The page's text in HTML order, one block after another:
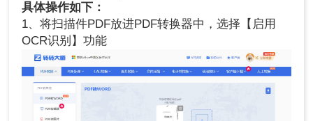
具体操作如下：
1、将扫描件PDF放进PDF转换器中，选择【启用
OCR识别】功能